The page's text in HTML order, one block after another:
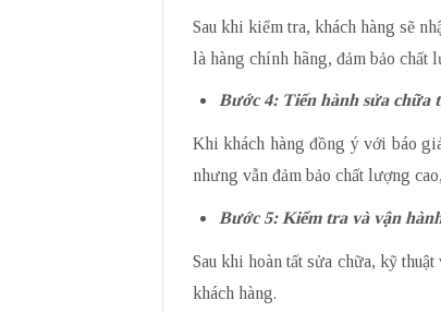
Sau khi kiểm tra, khách hàng sẽ
là hàng chính hãng, đảm bảo chất
Bước 4: Tiến hành sửa chữa
Khi khách hàng đồng ý với báo
nhưng vẫn đảm bảo chất lượng
Bước 5: Kiểm tra và vận
Sau khi hoàn tất sửa chữa, kỹ
khách hàng.